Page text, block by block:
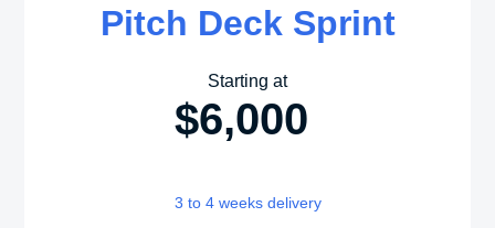
Pitch Deck Sprint
Starting at
$6,000
3 to 4 weeks delivery